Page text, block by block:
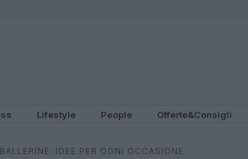
Lifestyle People Offerte&Consigli
IDEE PER OGNI OCCASIONE